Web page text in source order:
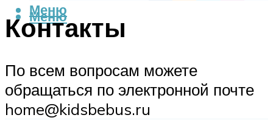
Меню
Меню
Контакты
По всем вопросам можете
обращаться по электронной почте
home@kidsbebus.ru